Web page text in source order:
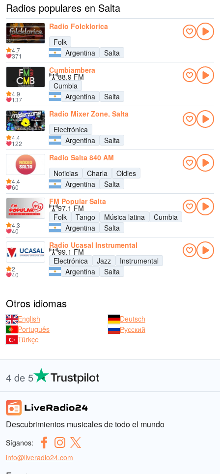
Radios populares en Salta
Radio Folcklorica
Folk
Argentina
Salta
4.7
371
Cumbiambera
88.9 FM
Cumbia
Argentina
Salta
4.9
137
Radio Mixer Zone, Salta
Electrónica
Argentina
Salta
4.4
122
Radio Salta 840 AM
Noticias
Charla
Oldies
Argentina
Salta
4.4
60
FM Popular Salta
97.1 FM
Folk
Tango Música latina
Cumbia
Argentina
Salta
4.3
40
Radio Ucasal Instrumental
99.1 FM
Electrónica
Jazz
Instrumental
Argentina
Salta
2
40
Otros idiomas
English
Deutsch
Português
Русский
Türkçe
4 de 5
Descubrimientos musicales de todo el mundo
Síganos:
info@liveradio24.com